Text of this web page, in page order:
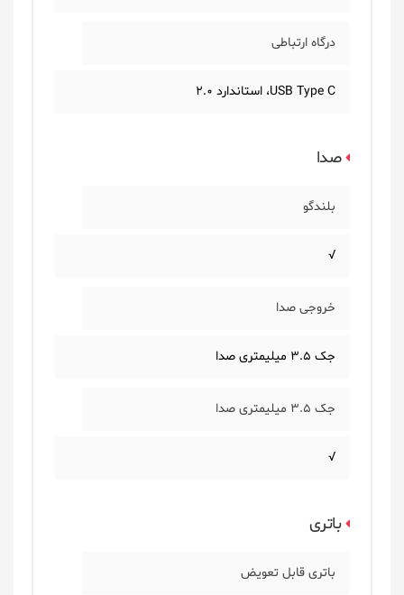
درگاه ارتباطی
USB Type C، استاندارد 2.0
صدا
بلندگو
√
خروجی صدا
جک 3.5 میلیمتری صدا
جک 3.5 میلیمتری صدا
√
باتری
باتری قابل تعویض